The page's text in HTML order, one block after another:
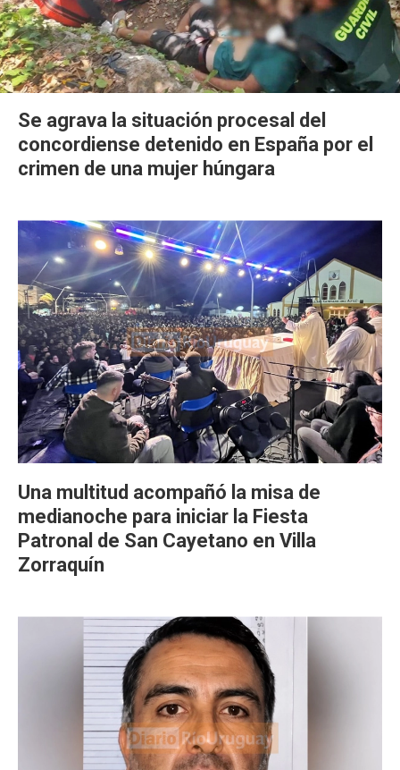
Se agrava la situación procesal del
concordiense detenido en España por el
crimen de una mujer húngara
Una multitud acompañó la misa de
medianoche para iniciar la Fiesta
Patronal de San Cayetano en Villa
Zorraquín